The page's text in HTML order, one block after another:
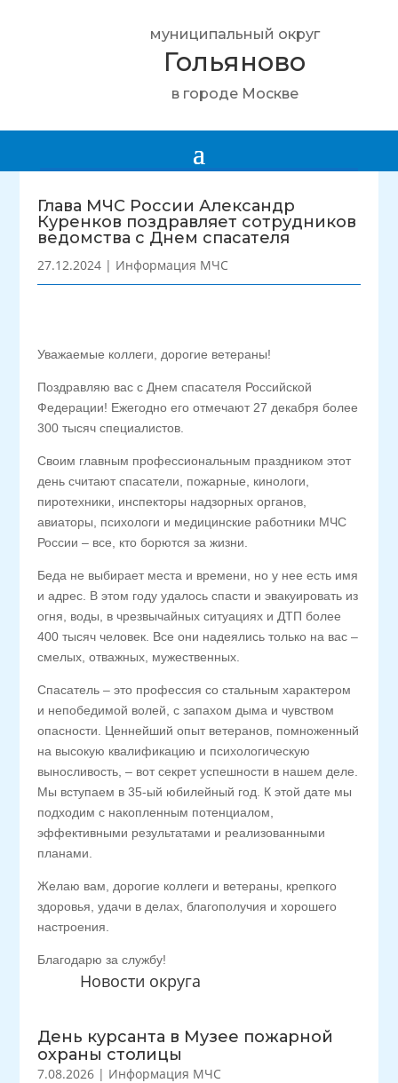
муниципальный округ
Гольяново
в городе Москве
Новости округа
День курсанта в Музее пожарной
охраны столицы
7.08.2026 | Информация МЧС
Глава МЧС России Александр
Куренков поздравляет сотрудников
ведомства с Днем спасателя
27.12.2024 | Информация МЧС
Уважаемые коллеги, дорогие ветераны!
Поздравляю вас с Днем спасателя Российской
Федерации! Ежегодно его отмечают 27 декабря более
300 тысяч специалистов.
️Своим главным профессиональным праздником этот
день считают спасатели, пожарные, кинологи,
пиротехники, инспекторы надзорных органов,
авиаторы, психологи и медицинские работники МЧС
России – все, кто борются за жизни.
Беда не выбирает места и времени, но у нее есть имя
и адрес. В этом году удалось спасти и эвакуировать из
огня, воды, в чрезвычайных ситуациях и ДТП более
400 тысяч человек. Все они надеялись только на вас –
смелых, отважных, мужественных.
️Спасатель – это профессия со стальным характером
и непобедимой волей, с запахом дыма и чувством
опасности. Ценнейший опыт ветеранов, помноженный
на высокую квалификацию и психологическую
выносливость, – вот секрет успешности в нашем деле.
Мы вступаем в 35-ый юбилейный год. К этой дате мы
подходим с накопленным потенциалом,
эффективными результатами и реализованными
планами.
Желаю вам, дорогие коллеги и ветераны, крепкого
здоровья, удачи в делах, благополучия и хорошего
настроения.
Благодарю за службу!